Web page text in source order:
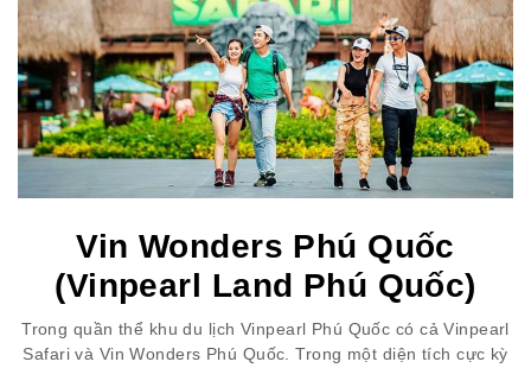
Vin Wonders Phú Quốc
(Vinpearl Land Phú Quốc)
Trong quần thể khu du lịch Vinpearl Phú Quốc có cả Vinpearl
Safari và Vin Wonders Phú Quốc. Trong một diện tích cực kỳ